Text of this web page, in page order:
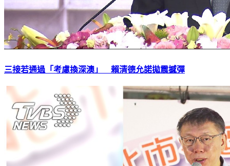
三接若通過「考慮換深澳」 賴清德允諾拋震撼彈